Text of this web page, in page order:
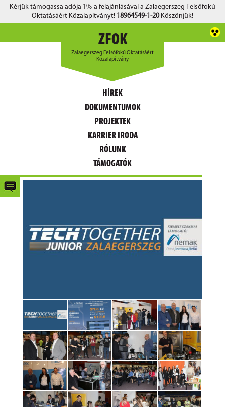
Kérjük támogassa adója 1%-a felajánlásával a Zalaegerszeg Felsőfokú
Oktatásáért Közalapítványt! 18964549-1-20Köszönjük!
ZFOK
Zalaegerszeg Felsőfokú Oktatásáért
Közalapítvány
HÍREK
DOKUMENTUMOK
PROJEKTEK
KARRIER IRODA
RÓLUNK
TÁMOGATÓK